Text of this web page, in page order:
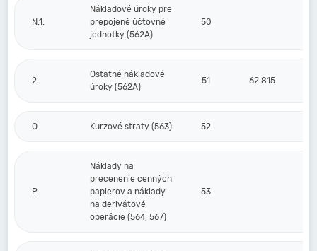
N.1.
Nákladové úroky pre
prepojené účtovné
jednotky (562A)
50
2.
Ostatné nákladové
úroky (562A)
51 62 815
O. Kurzové straty (563) 52
P.
Náklady na
precenenie cenných
papierov a náklady
na derivátové
operácie (564, 567)
53